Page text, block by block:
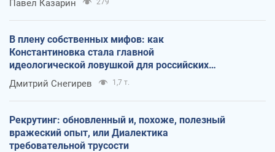
Павел Казарин
В плену собственных мифов: как
Константиновка стала главной
идеологической ловушкой для российских
оккупантов
Дмитрий Снегирев 1,7 т.
Рекрутинг: обновленный и, похоже, полезный
вражеский опыт, или Диалектика
требовательной трусости